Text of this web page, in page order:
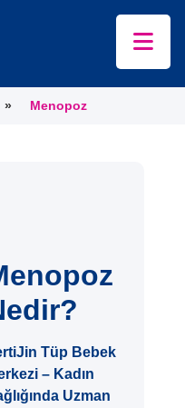
» Menopoz
Tüp Bebek
– Kadın
Uzman